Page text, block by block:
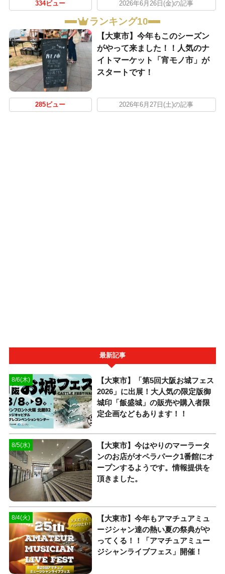
334ビュー 2026年6月26日(金)の記事
ランキング10
【大東市】今年もこのシーズン
がやって来ました！！人気のナ
イトマーケット「宵モノ市」が
スタートです！
285ビュー 2026年6月27日(土)の記事
最新記事
8/6(木)
【大東市】「第5回大阪お城フェス
2026」に出展！大人気の限定版御
城印「飯盛城」の販売や購入者限
定企画などもあります！！
8/5(水)
【大東市】今はやりのマーラータ
ンのお店がオペラパーク1番館にオ
ープンするようです。情報提供を
頂きました。
8/4(火)
【大東市】今年もアマチュアミュ
ージシャン達の熱い夏の祭典がや
ってくる！！「アマチュアミュー
ジシャンライブフェス」開催！